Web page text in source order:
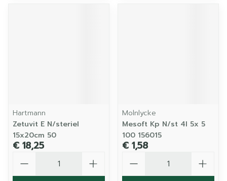
Hartmann
Zetuvit E N/steriel
15x20cm 50
€ 18,25
Molnlycke
Mesoft Kp N/st 4l 5x 5
100 156015
€ 1,58